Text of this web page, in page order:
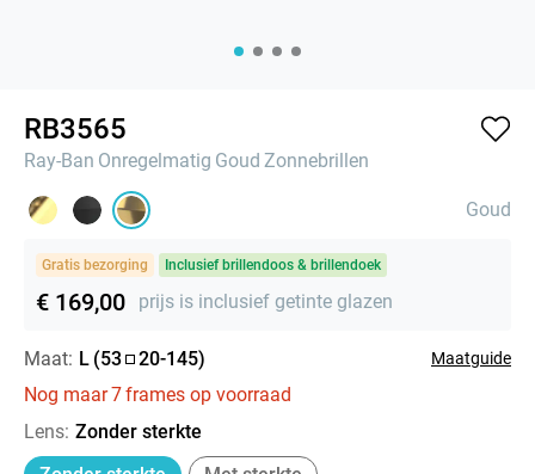
RB3565
Ray-Ban Onregelmatig Goud Zonnebrillen
Goud
Gratis bezorging Inclusief brillendoos & brillendoek
€ 169,00 prijs is inclusief getinte glazen
Maat: L (53 20-145) Maatguide
Nog maar7frames op voorraad
Lens: Zonder sterkte